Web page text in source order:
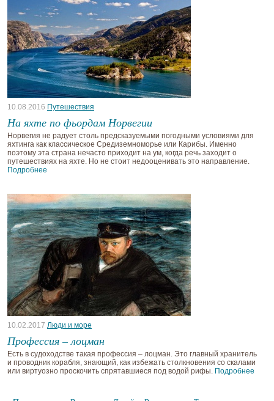
10.08.2016 Путешествия
На яхте по фьордам Норвегии
Норвегия не радует столь предсказуемыми погодными условиями для
яхтинга как классическое Средиземноморье или Карибы. Именно
поэтому эта страна нечасто приходит на ум, когда речь заходит о
путешествиях на яхте. Но не стоит недооценивать это направление.
Подробнее
10.02.2017 Люди и море
Профессия – лоцман
Есть в судоходстве такая профессия – лоцман. Это главный хранитель
и проводник корабля, знающий, как избежать столкновения со скалами
или виртуозно проскочить спрятавшиеся под водой рифы. Подробнее